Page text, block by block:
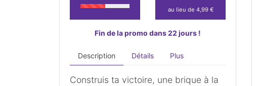
au lieu de 4,99 €
Fin de la promo dans 22 jours !
Description Détails Plus
Construis ta victoire, une brique à la